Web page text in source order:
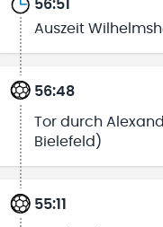
56:51
Auszeit
56:48
Tor durch
Bielefeld)
55:11